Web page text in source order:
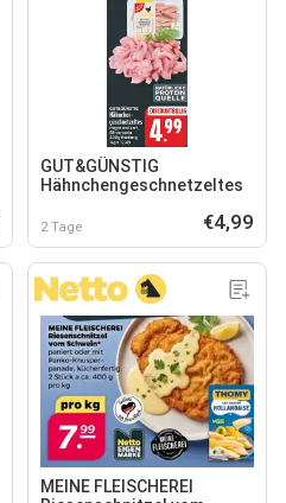
GUT&GÜNSTIG
Hähnchengeschnetzeltes
2 Tage €4,99
MEINE FLEISCHEREI